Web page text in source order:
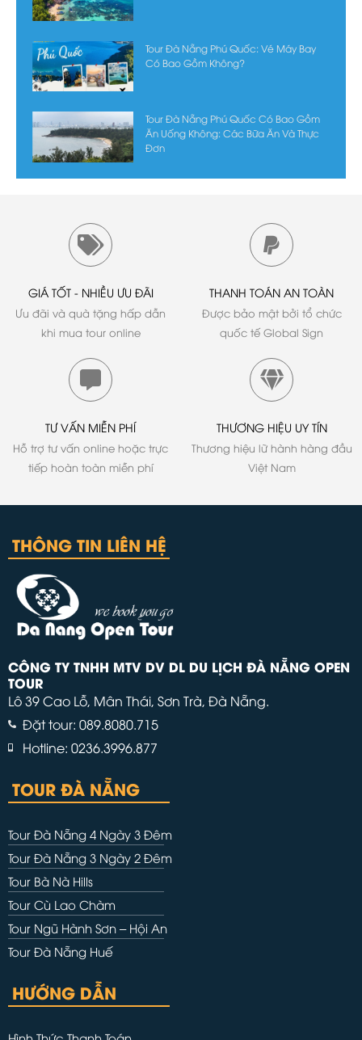
Tour Đà Nẵng Phú Quốc: Vé Máy Bay
Có Bao Gồm Không?
Tour Đà Nẵng Phú Quốc Có Bao Gồm
Ăn Uống Không: Các Bữa Ăn Và Thực
Đơn
GIÁ TỐT - NHIỀU ƯU ĐÃI
Ưu đãi và quà tặng hấp dẫn
khi mua tour online
THANH TOÁN AN TOÀN
Được bảo mật bởi tổ chức
quốc tế Global Sign
TƯ VẤN MIỄN PHÍ
Hỗ trợ tư vấn online hoặc trực
tiếp hoàn toàn miễn phí
THƯƠNG HIỆU UY TÍN
Thương hiệu lữ hành hàng đầu
Việt Nam
THÔNG TIN LIÊN HỆ
CÔNG TY TNHH MTV DV DL DU LỊCH ĐÀ NẴNG OPEN
TOUR
Lô 39 Cao Lỗ, Mân Thái, Sơn Trà, Đà Nẵng.
Đặt tour: 089.8080.715
Hotline: 0236.3996.877
TOUR ĐÀ NẴNG
Tour Đà Nẵng 4 Ngày 3 Đêm
Tour Đà Nẵng 3 Ngày 2 Đêm
Tour Bà Nà Hills
Tour Cù Lao Chàm
Tour Ngũ Hành Sơn – Hội An
Tour Đà Nẵng Huế
HƯỚNG DẪN